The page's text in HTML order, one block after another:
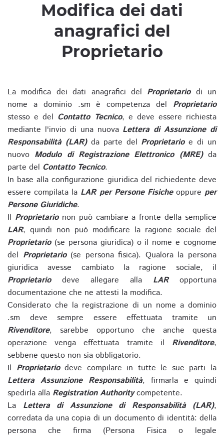
Modifica dei dati
anagrafici del
Proprietario
La modifica dei dati anagrafici del Proprietariodi un
nome a dominio .sm è competenza del Proprietario
stesso e del Contatto Tecnico, e deve essere richiesta
mediante l'invio di una nuova Lettera di Assunzione di
Responsabilità (LAR)da parte del Proprietarioe di un
nuovo Modulo di Registrazione Elettronico (MRE)da
parte del Contatto Tecnico.
In base alla configurazione giuridica del richiedente deve
essere compilata la LAR per Persone Fisicheoppure per
Persone Giuridiche.
Il Proprietarionon può cambiare a fronte della semplice
LAR, quindi non può modificare la ragione sociale del
Proprietario(se persona giuridica) o il nome e cognome
del Proprietario(se persona fisica). Qualora la persona
giuridica avesse cambiato la ragione sociale, il
Proprietariodeve allegare alla LARopportuna
documentazione che ne attesti la modifica.
Considerato che la registrazione di un nome a dominio
.sm deve sempre essere effettuata tramite un
Rivenditore, sarebbe opportuno che anche questa
operazione venga effettuata tramite il Rivenditore,
sebbene questo non sia obbligatorio.
Il Proprietariodeve compilare in tutte le sue parti la
Lettera Assunzione Responsabilità, firmarla e quindi
spedirla alla Registration Authoritycompetente.
La Lettera di Assunzione di Responsabilità (LAR),
corredata da una copia di un documento di identità: della
persona che firma (Persona Fisica o legale